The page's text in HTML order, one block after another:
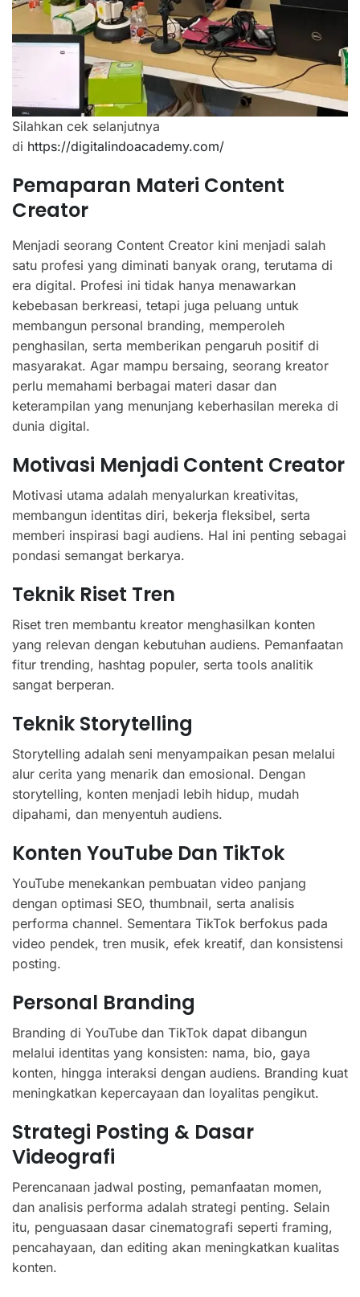
Silahkan cek selanjutnya
di https://digitalindoacademy.com/
Pemaparan Materi Content
Creator
Menjadi seorang Content Creator kini menjadi salah
satu profesi yang diminati banyak orang, terutama di
era digital. Profesi ini tidak hanya menawarkan
kebebasan berkreasi, tetapi juga peluang untuk
membangun personal branding, memperoleh
penghasilan, serta memberikan pengaruh positif di
masyarakat. Agar mampu bersaing, seorang kreator
perlu memahami berbagai materi dasar dan
keterampilan yang menunjang keberhasilan mereka di
dunia digital.
Motivasi Menjadi Content Creator
Motivasi utama adalah menyalurkan kreativitas,
membangun identitas diri, bekerja fleksibel, serta
memberi inspirasi bagi audiens. Hal ini penting sebagai
pondasi semangat berkarya.
Teknik Riset Tren
Riset tren membantu kreator menghasilkan konten
yang relevan dengan kebutuhan audiens. Pemanfaatan
fitur trending, hashtag populer, serta tools analitik
sangat berperan.
Teknik Storytelling
Storytelling adalah seni menyampaikan pesan melalui
alur cerita yang menarik dan emosional. Dengan
storytelling, konten menjadi lebih hidup, mudah
dipahami, dan menyentuh audiens.
Konten YouTube Dan TikTok
YouTube menekankan pembuatan video panjang
dengan optimasi SEO, thumbnail, serta analisis
performa channel. Sementara TikTok berfokus pada
video pendek, tren musik, efek kreatif, dan konsistensi
posting.
Personal Branding
Branding di YouTube dan TikTok dapat dibangun
melalui identitas yang konsisten: nama, bio, gaya
konten, hingga interaksi dengan audiens. Branding kuat
meningkatkan kepercayaan dan loyalitas pengikut.
Strategi Posting & Dasar
Videografi
Perencanaan jadwal posting, pemanfaatan momen,
dan analisis performa adalah strategi penting. Selain
itu, penguasaan dasar cinematografi seperti framing,
pencahayaan, dan editing akan meningkatkan kualitas
konten.